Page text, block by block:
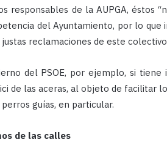
de la AUPGA, éstos
del Ayuntamiento, por lo que
reclamaciones de este
del PSOE, por ejemplo, si
de las aceras, al objeto de facilitar
guías, en particular.
de las calles